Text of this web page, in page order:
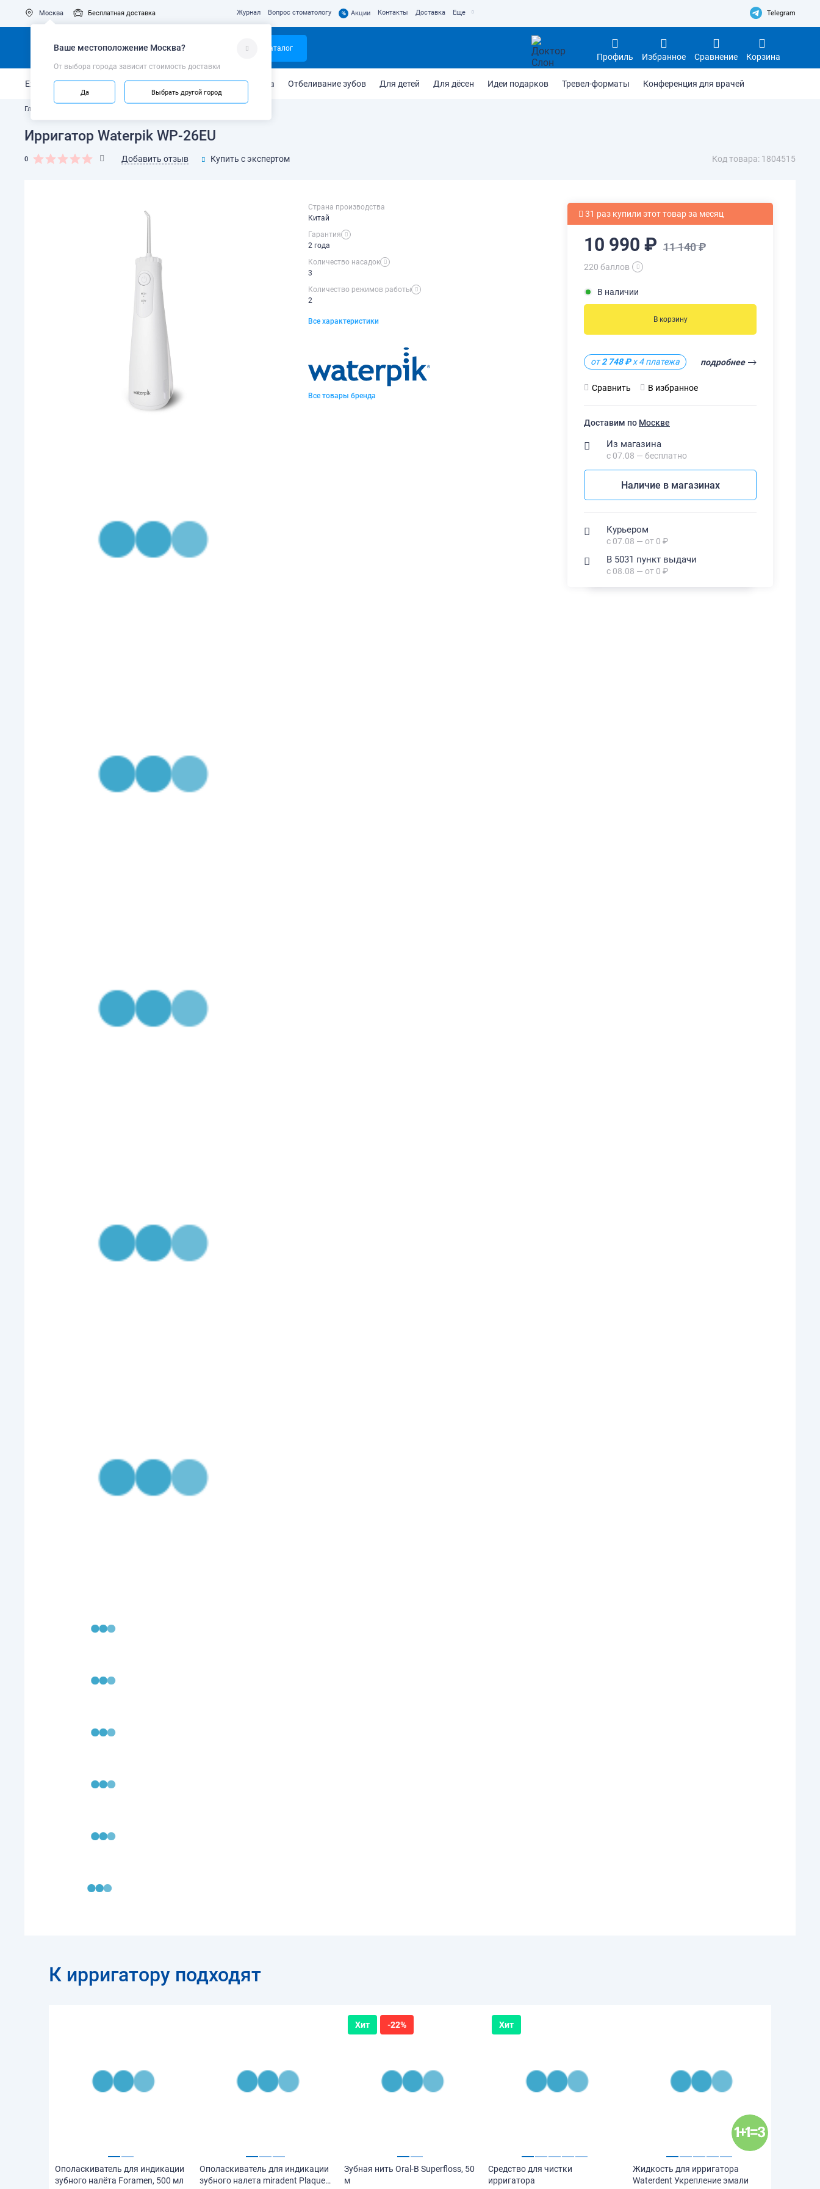
Москва
Ваше местоположение Москва?
От выбора города зависит стоимость доставки
Да Выбрать другой город
Бесплатная доставка Журнал Вопрос стоматологу % Акции Контакты Доставка Еще Telegram
Каталог
Профиль Избранное Сравнение Корзина
Ежедневный уход Укрепление эмали Защита от кариеса Отбеливание зубов Для детей Для дёсен Идеи подарков Тревел-форматы Конференция для врачей
Главная
Ирригатор Waterpik WP-26EU
0 Добавить отзыв Купить с экспертом Код товара: 1804515
Страна производства
Китай
Гарантия
2 года
Количество насадок
3
Количество режимов работы
2
Все характеристики
Все товары бренда
31 раз купили этот товар за месяц
10 990 ₽ 11 140 ₽
220 баллов
В наличии
В корзину
от2 748 ₽х 4 платежа подробнее
Сравнить В избранное
Доставим по Москве
Из магазина
с 07.08 — бесплатно
Наличие в магазинах
Курьером
с 07.08 — от 0 ₽
В 5031 пункт выдачи
с 08.08 — от 0 ₽
К ирригатору подходят
Ополаскиватель для индикации
зубного налёта Foramen, 500 мл
Ополаскиватель для индикации
зубного налета miradent Plaque
Хит -22%
Зубная нить Oral-B Superfloss, 50
м
Хит
Средство для чистки
ирригатора
Жидкость для ирригатора
Waterdent Укрепление эмали